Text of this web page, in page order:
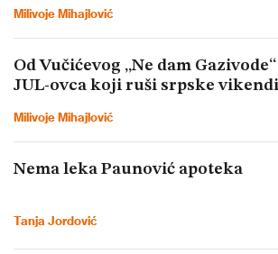
Milivoje Mihajlović
Od Vučićevog „Ne dam
JUL-ovca koji ruši srpske
Milivoje Mihajlović
Nema leka Paunović apoteka
Tanja Jordović